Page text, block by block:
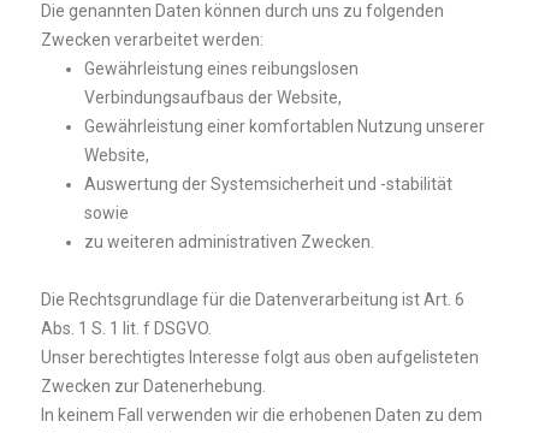
Die genannten Daten können durch uns zu folgenden
Zwecken verarbeitet werden:
Gewährleistung eines reibungslosen
Verbindungsaufbaus der Website,
Gewährleistung einer komfortablen Nutzung unserer
Website,
Auswertung der Systemsicherheit und -stabilität
sowie
zu weiteren administrativen Zwecken.
Die Rechtsgrundlage für die Datenverarbeitung ist Art. 6
Abs. 1 S. 1 lit. f DSGVO.
Unser berechtigtes Interesse folgt aus oben aufgelisteten
Zwecken zur Datenerhebung.
In keinem Fall verwenden wir die erhobenen Daten zu dem